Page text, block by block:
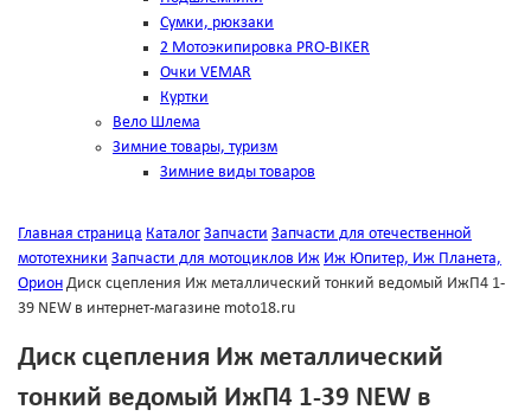
Сумки, рюкзаки
2 Мотоэкипировка PRO-BIKER
Очки VEMAR
Куртки
Вело Шлема
Зимние товары, туризм
Зимние виды товаров
Главная страница Каталог Запчасти Запчасти для отечественной
мототехники Запчасти для мотоциклов Иж Иж Юпитер, Иж Планета,
Орион Диск сцепления Иж металлический тонкий ведомый ИжП4 1-
39 NEW в интернет-магазине moto18.ru
Диск сцепления Иж металлический
тонкий ведомый ИжП4 1-39 NEW в